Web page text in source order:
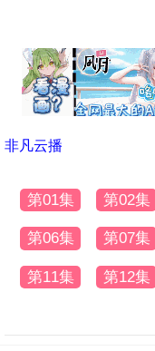
非凡云播
第01集 第02集
第06集 第07集
第11集 第12集